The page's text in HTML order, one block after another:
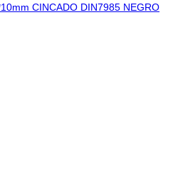
CINCADO DIN7985 NEGRO